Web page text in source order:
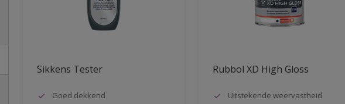
Sikkens Tester
Goed dekkend
Rubbol XD High Gloss
Uitstekende weervastheid